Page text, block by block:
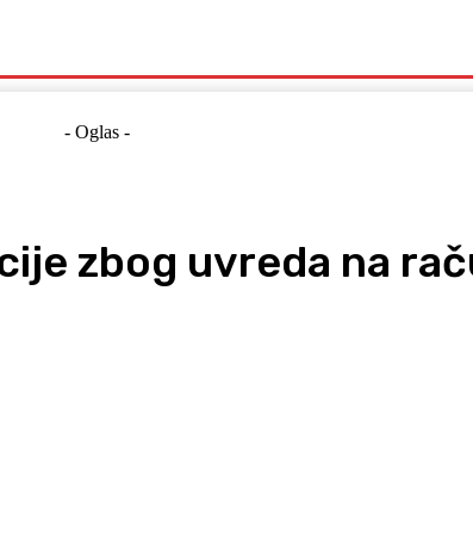
- Oglas -
zbog uvreda na